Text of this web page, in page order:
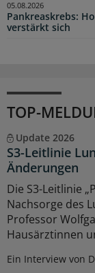
Pankreaskrebs:
verstärkt sich
05.08.2026
TOP-
Update 2026
S3-Leitlinie
Änderungen
Die S3-Leitlinie
Nachsorge des
Professor
Hausärztinnen
Ein Interview von